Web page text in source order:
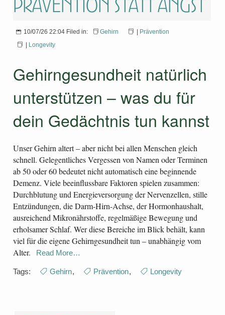
Prävention statt Angst
10/07/26 22:04 Filed in: Gehirn | Prävention
| Longevity
Gehirngesundheit natürlich
unterstützen – was du für
dein Gedächtnis tun kannst
Unser Gehirn altert – aber nicht bei allen Menschen gleich
schnell. Gelegentliches Vergessen von Namen oder Terminen
ab 50 oder 60 bedeutet nicht automatisch eine beginnende
Demenz. Viele beeinflussbare Faktoren spielen zusammen:
Durchblutung und Energieversorgung der Nervenzellen, stille
Entzündungen, die Darm-Hirn-Achse, der Hormonhaushalt,
ausreichend Mikronährstoffe, regelmäßige Bewegung und
erholsamer Schlaf. Wer diese Bereiche im Blick behält, kann
viel für die eigene Gehirngesundheit tun – unabhängig vom
Alter.
Read More…
Tags: Gehirn, Prävention, Longevity